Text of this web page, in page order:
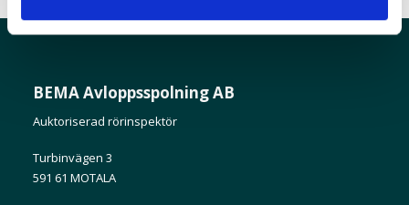
BEMA Avloppsspolning AB
Auktoriserad rörinspektör
Turbinvägen 3
591 61 MOTALA